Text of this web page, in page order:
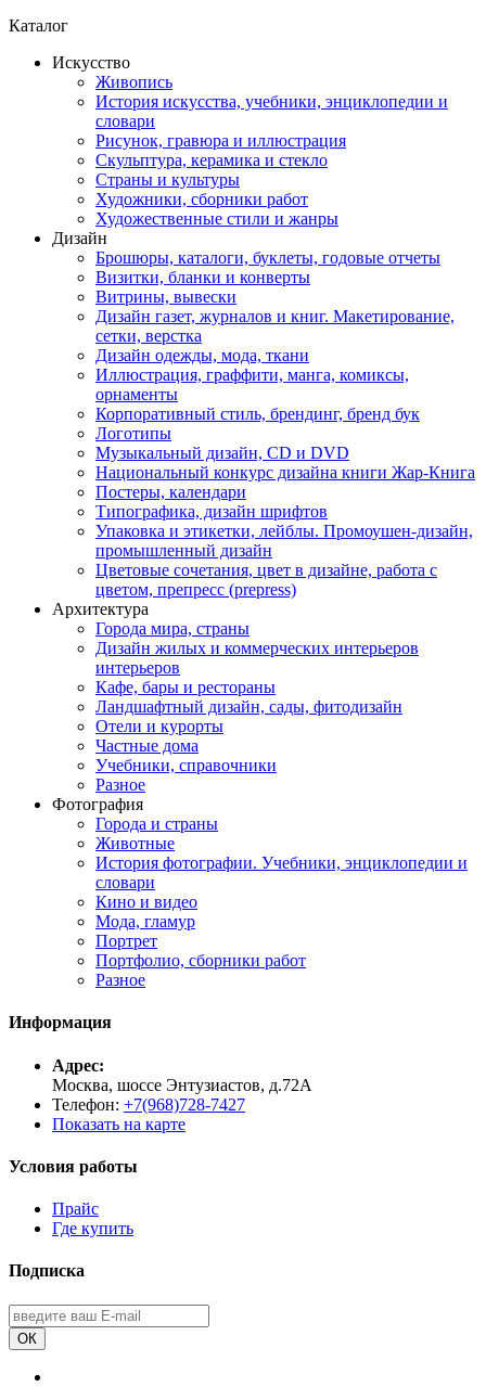
Каталог
Искусство
Живопись
История искусства, учебники, энциклопедии и
словари
Рисунок, гравюра и иллюстрация
Скульптура, керамика и стекло
Страны и культуры
Художники, сборники работ
Художественные стили и жанры
Дизайн
Брошюры, каталоги, буклеты, годовые отчеты
Визитки, бланки и конверты
Витрины, вывески
Дизайн газет, журналов и книг. Макетирование,
сетки, верстка
Дизайн одежды, мода, ткани
Иллюстрация, граффити, манга, комиксы,
орнаменты
Корпоративный стиль, брендинг, бренд бук
Логотипы
Музыкальный дизайн, СD и DVD
Национальный конкурс дизайна книги Жар-Книга
Постеры, календари
Типографика, дизайн шрифтов
Упаковка и этикетки, лейблы. Промоушен-дизайн,
промышленный дизайн
Цветовые сочетания, цвет в дизайне, работа с
цветом, препресс (prepress)
Архитектура
Города мира, страны
Дизайн жилых и коммерческих интерьеров
интерьеров
Кафе, бары и рестораны
Ландшафтный дизайн, сады, фитодизайн
Отели и курорты
Частные дома
Учебники, справочники
Разное
Фотография
Города и страны
Животные
История фотографии. Учебники, энциклопедии и
словари
Кино и видео
Мода, гламур
Портрет
Портфолио, сборники работ
Разное
Информация
Адрес:
Москва, шоссе Энтузиастов, д.72А
Телефон: +7(968)728-7427
Показать на карте
Условия работы
Прайс
Где купить
Подписка
ОК